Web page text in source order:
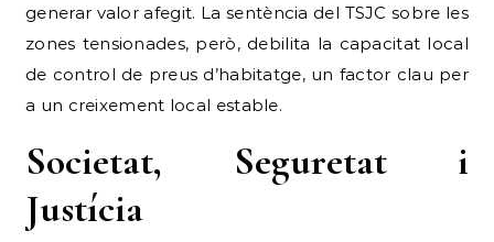
generar valor afegit. La sentència del TSJC sobre les
zones tensionades, però, debilita la capacitat local
de control de preus d’habitatge, un factor clau per
a un creixement local estable.
Societat, Seguretat i
Justícia